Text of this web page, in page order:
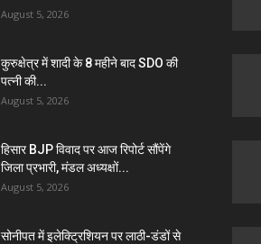
August 5, 2026
कुरुक्षेत्र में शादी के 8 महीने बाद SDO की
पत्नी की...
August 5, 2026
हिसार BJP विवाद पर आज रिपोर्ट सौंपेंगे
जिला प्रभारी, मंडल अध्यक्षों...
August 5, 2026
सोनीपत में इलेक्ट्रिशियन पर लाठी-डंडों से